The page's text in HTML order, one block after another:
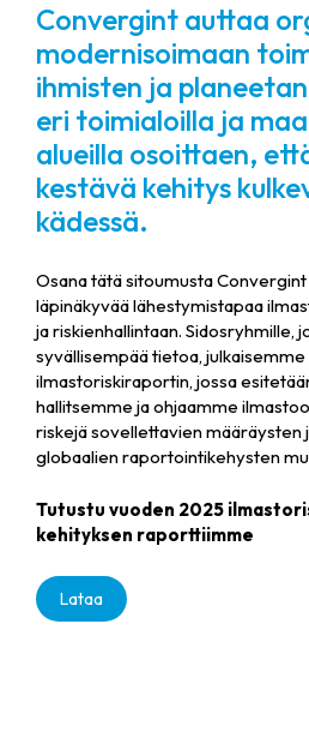
Convergint auttaa
modernisoimaan
ihmisten ja
eri toimialoilla ja
alueilla osoittaen,
kestävä kehitys
kädessä.
Osana tätä sitoumusta
läpinäkyvää lähestymistapaa
ja riskienhallintaan. Sidosryhmille,
syvällisempää tietoa,
ilmastoriskiraportin, jossa
hallitsemme ja ohjaamme
riskejä sovellettavien määräysten
globaalien raportointikehysten
Tutustu vuoden 2025
kehityksen raporttiimme
Lataa